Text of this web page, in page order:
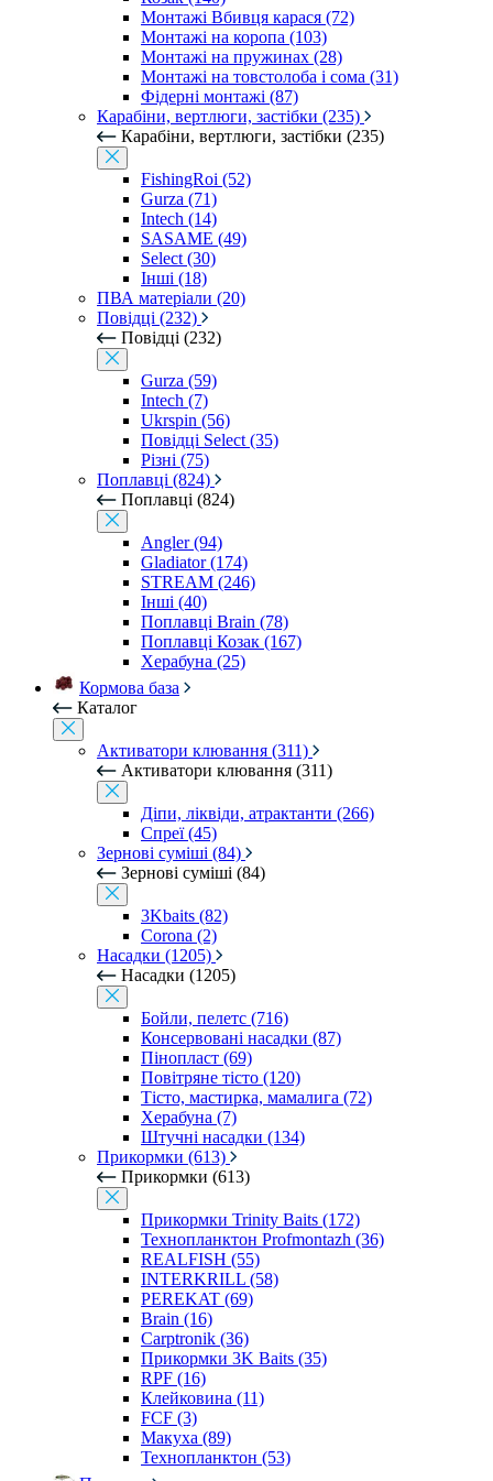
Монтажі Вбивця карася (72)
Монтажі на коропа (103)
Монтажі на пружинах (28)
Монтажі на товстолоба і сома (31)
Фідерні монтажі (87)
Карабіни, вертлюги, застібки (235)
Карабіни, вертлюги, застібки (235)
FishingRoi (52)
Gurza (71)
Intech (14)
SASAME (49)
Select (30)
Інші (18)
ПВА матеріали (20)
Повідці (232)
Повідці (232)
Gurza (59)
Intech (7)
Ukrspin (56)
Повідці Select (35)
Різні (75)
Поплавці (824)
Поплавці (824)
Angler (94)
Gladiator (174)
STREAM (246)
Інші (40)
Поплавці Brain (78)
Поплавці Козак (167)
Херабуна (25)
Кормова база
Каталог
Активатори клювання (311)
Активатори клювання (311)
Діпи, ліквіди, атрактанти (266)
Спреї (45)
Зернові суміші (84)
Зернові суміші (84)
3Kbaits (82)
Corona (2)
Насадки (1205)
Насадки (1205)
Бойли, пелетс (716)
Консервовані насадки (87)
Пінопласт (69)
Повітряне тісто (120)
Тісто, мастирка, мамалига (72)
Херабуна (7)
Штучні насадки (134)
Прикормки (613)
Прикормки (613)
Прикормки Trinity Baits (172)
Технопланктон Profmontazh (36)
REALFISH (55)
INTERKRILL (58)
PEREKAT (69)
Brain (16)
Carptronik (36)
Прикормки 3K Baits (35)
RPF (16)
Клейковина (11)
FCF (3)
Макуха (89)
Технопланктон (53)